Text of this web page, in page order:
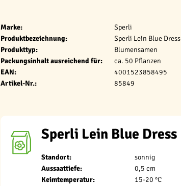
Marke:
Sperli
Produktbezeichnung:
Sperli Lein Blue Dress
Produkttyp:
Blumensamen
Packungsinhalt ausreichend für:
ca. 50 Pflanzen
EAN:
4001523858495
Artikel-Nr.:
85849
Sperli Lein Blue Dress
Standort:
sonnig
Aussaattiefe:
0,5 cm
Keimtemperatur:
15-20 °C